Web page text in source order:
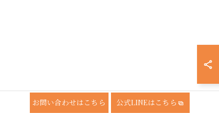
お問い合わせはこちら 公式LINEはこちら